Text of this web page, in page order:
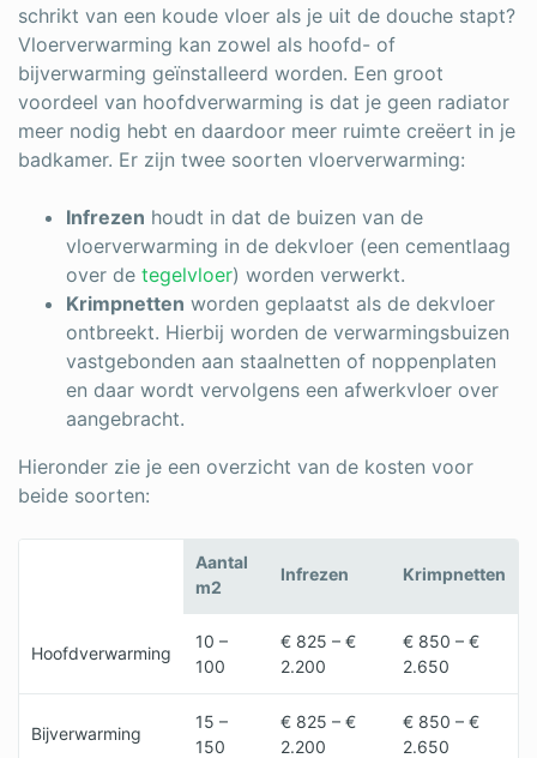
schrikt van een koude vloer als je uit de douche stapt?
Vloerverwarming kan zowel als hoofd- of
bijverwarming geïnstalleerd worden. Een groot
voordeel van hoofdverwarming is dat je geen radiator
meer nodig hebt en daardoor meer ruimte creëert in je
badkamer. Er zijn twee soorten vloerverwarming:
Infrezen houdt in dat de buizen van de
vloerverwarming in de dekvloer (een cementlaag
over de tegelvloer) worden verwerkt.
Krimpnetten worden geplaatst als de dekvloer
ontbreekt. Hierbij worden de verwarmingsbuizen
vastgebonden aan staalnetten of noppenplaten
en daar wordt vervolgens een afwerkvloer over
aangebracht.
Hieronder zie je een overzicht van de kosten voor
beide soorten:
Aantal
m2
Infrezen Krimpnetten
Hoofdverwarming
10 –
100
€ 825 – €
2.200
€ 850 – €
2.650
Bijverwarming
15 –
150
€ 825 – €
2.200
€ 850 – €
2.650